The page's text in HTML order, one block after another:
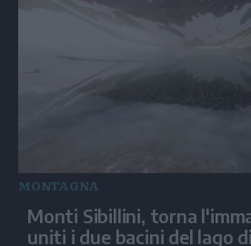
MONTAGNA
Monti Sibillini, torna
uniti i due bacini del lago